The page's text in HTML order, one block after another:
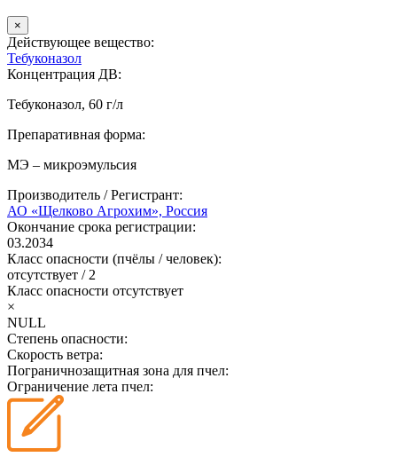
×
Действующее вещество:
Тебуконазол
Концентрация ДВ:
Тебуконазол, 60 г/л
Препаративная форма:
МЭ – микроэмульсия
Производитель / Регистрант:
АО «Щелково Агрохим», Россия
Окончание срока регистрации:
03.2034
Класс опасности (пчёлы / человек):
отсутствует /2
Класс опасности отсутствует
×
NULL
Степень опасности:
Скорость ветра:
Пограничнозащитная зона для пчел:
Ограничение лета пчел: